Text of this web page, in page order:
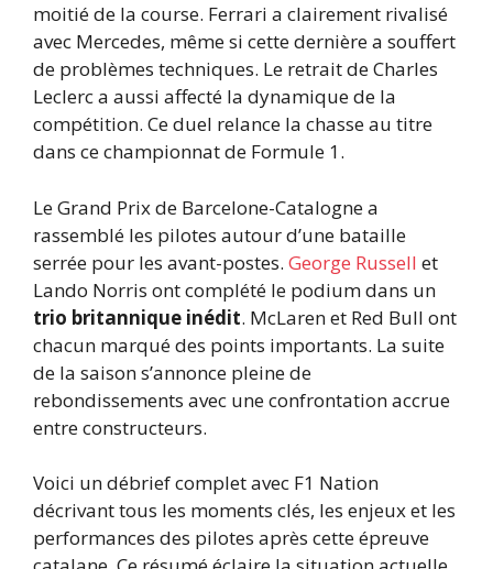
moitié de la course. Ferrari a clairement rivalisé
avec Mercedes, même si cette dernière a souffert
de problèmes techniques. Le retrait de Charles
Leclerc a aussi affecté la dynamique de la
compétition. Ce duel relance la chasse au titre
dans ce championnat de Formule 1.
Le Grand Prix de Barcelone-Catalogne a
rassemblé les pilotes autour d’une bataille
serrée pour les avant-postes. George Russell et
Lando Norris ont complété le podium dans un
trio britannique inédit. McLaren et Red Bull ont
chacun marqué des points importants. La suite
de la saison s’annonce pleine de
rebondissements avec une confrontation accrue
entre constructeurs.
Voici un débrief complet avec F1 Nation
décrivant tous les moments clés, les enjeux et les
performances des pilotes après cette épreuve